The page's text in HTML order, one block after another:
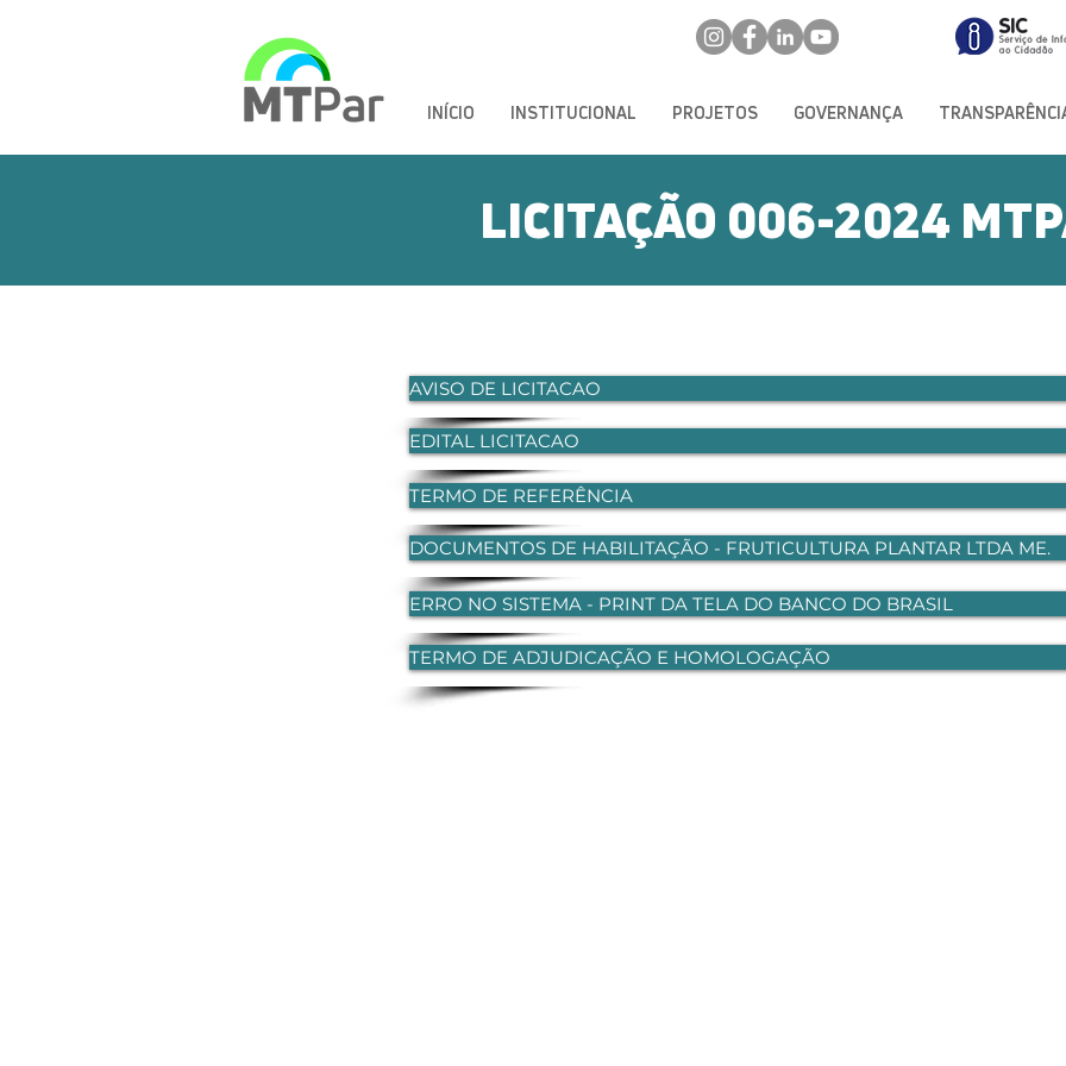
INÍCIO INSTITUCIONAL PROJETOS GOVERNANÇA
AVISO DE LICITACAO
EDITAL LICITACAO
TERMO DE REFERÊNCIA
DOCUMENTOS DE HABILITAÇÃO - FRUTICULTURA PLANTAR LTDA ME.
ERRO NO SISTEMA - PRINT DA TELA DO BANCO DO BRASIL
TERMO DE ADJUDICAÇÃO E HOMOLOGAÇÃO
LICITAÇÃO 006-2024